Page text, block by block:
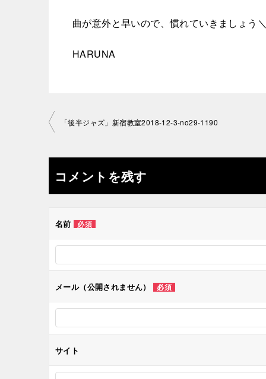
曲が意外と早いので、慣れていきましょう
HARUNA
投
ナ
ビ
ゲ
ー
ン
「後半ジャズ」新宿教室2018-12-3-no29-1190
コメントを残す
名前 必須
メール（公開されません） 必須
サイト